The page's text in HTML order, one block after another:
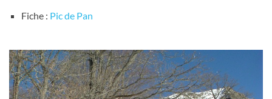
Fiche : Pic de Pan